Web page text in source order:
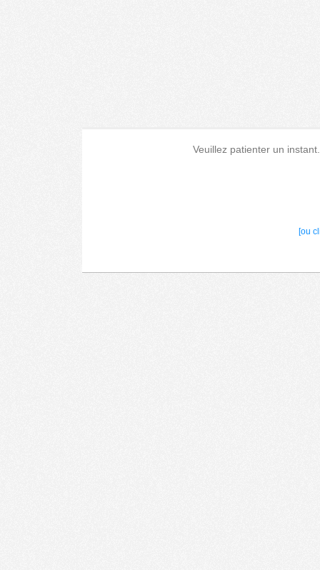
Veuillez patienter un
[ou